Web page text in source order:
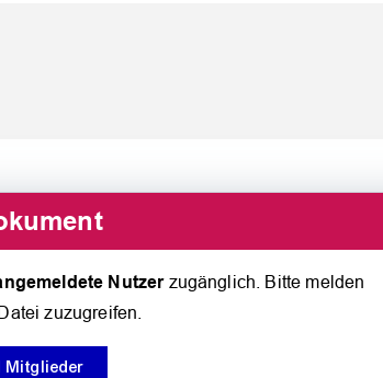
Nutzerzugänglich. Bitte melden
zuzugreifen.
Mitglieder